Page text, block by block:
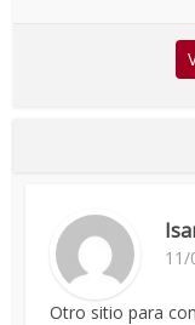
11/
Otro sitio para